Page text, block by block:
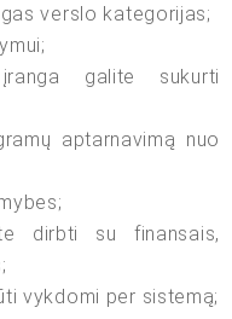
verslo kategorijas;
galite sukurti
aptarnavimą nuo
dirbti su finansais,
vykdomi per sistemą;